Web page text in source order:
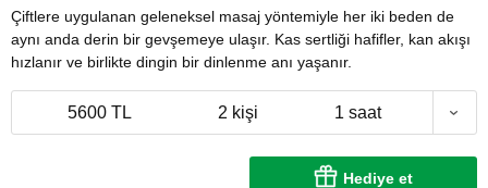
Çiftlere uygulanan geleneksel masaj yöntemiyle her iki beden de
aynı anda derin bir gevşemeye ulaşır. Kas sertliği hafifler, kan akışı
hızlanır ve birlikte dingin bir dinlenme anı yaşanır.
5600 TL 2 kişi 1 saat
Hediye et